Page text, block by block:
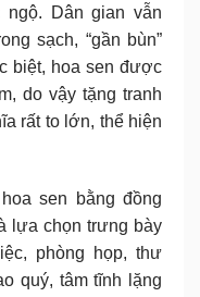
ngộ. Dân gian vẫn
sạch, “gần bùn”
biệt, hoa sen được
do vậy tặng tranh
rất to lớn, thể hiện
sen bằng đồng
lựa chọn trưng bày
phòng họp, thư
quý, tâm tĩnh lặng